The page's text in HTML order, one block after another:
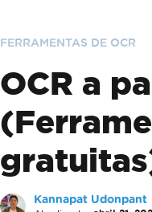
FERRAMENTAS DE OCR
OCR a
Kannapat Udonpant